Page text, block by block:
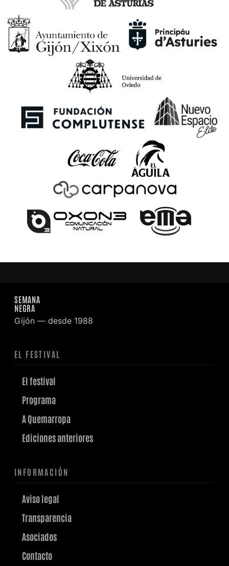
SEMANA
NEGRA
Gijón — desde 1988
EL FESTIVAL
El festival
Programa
A Quemarropa
Ediciones anteriores
INFORMACIÓN
Aviso legal
Transparencia
Asociados
Contacto